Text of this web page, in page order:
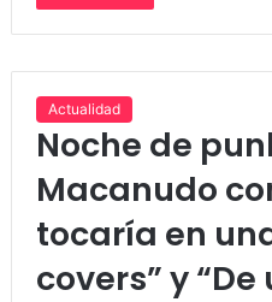
Actualidad
Noche de
Macanudo
tocaría en
covers” y